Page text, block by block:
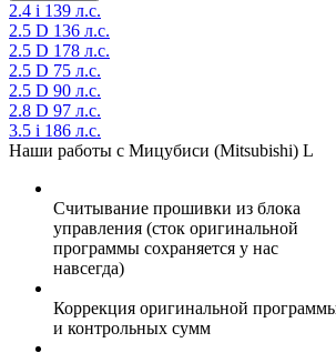
2.4 i 139 л.с.
2.5 D 136 л.с.
2.5 D 178 л.с.
2.5 D 75 л.с.
2.5 D 90 л.с.
2.8 D 97 л.с.
3.5 i 186 л.с.
Наши работы с Мицубиси (Mitsubishi) L
Считывание прошивки из блока
управления (сток оригинальной
программы сохраняется у нас
навсегда)
Коррекция оригинальной
и контрольных сумм